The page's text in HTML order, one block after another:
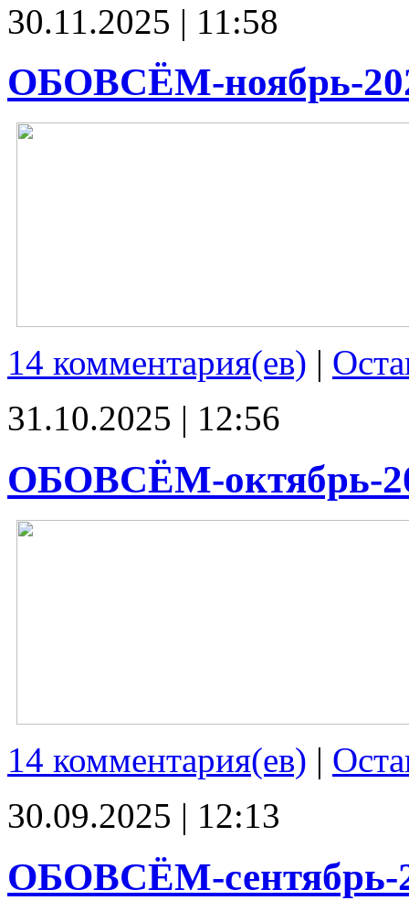
30.11.2025 | 11:58
ОБОВСЁМ-ноябрь-
14 комментария(ев) |
31.10.2025 | 12:56
ОБОВСЁМ-октябрь-
14 комментария(ев) |
30.09.2025 | 12:13
ОБОВСЁМ-сентябрь-